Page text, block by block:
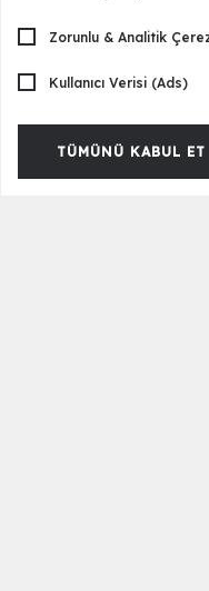
Zorunlu & Analitik
Kullanıcı Verisi (Ads)
TÜMÜNÜ KABUL ET